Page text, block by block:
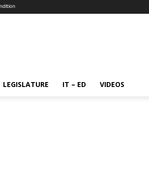
LEGISLATURE IT – ED VIDEOS